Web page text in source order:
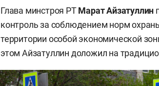
Глава минстроя РТМарат Айзатуллин
контроль за соблюдением норм
территории особой экономической
этом Айзатуллин доложил на